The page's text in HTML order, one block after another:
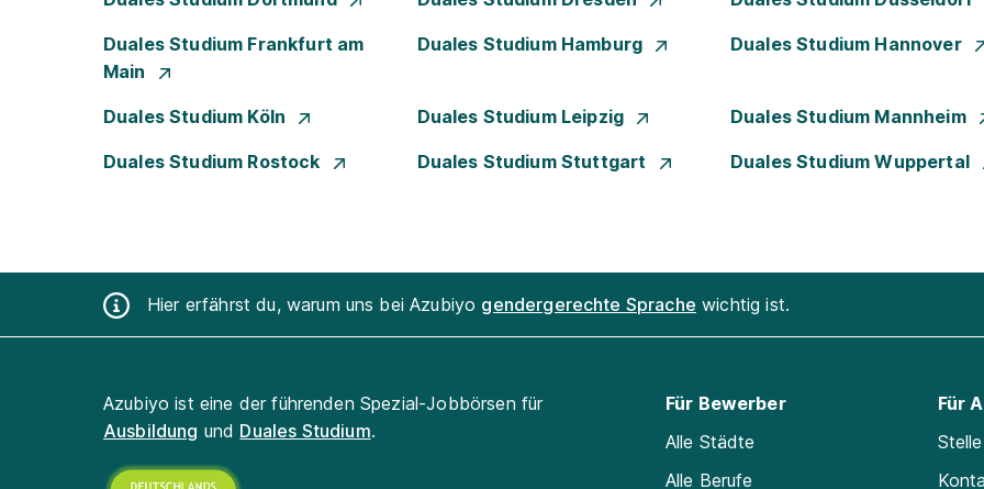
Duales Studium Frankfurt am
Main
Duales Studium Hamburg Duales Studium Hannover
Duales Studium Köln Duales Studium Leipzig Duales Studium Mannheim
Duales Studium Rostock Duales Studium Stuttgart Duales Studium Wuppertal
Hier erfährst du, warum uns bei Azubiyo gendergerechte Sprache wichtig ist.
Azubiyo ist eine der führenden Spezial-Jobbörsen für
Ausbildung und Duales Studium.
Für Bewerber
Alle Städte
Alle Berufe
Für